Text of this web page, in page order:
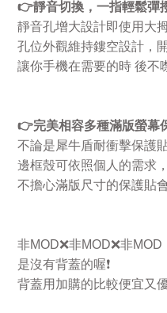
👉靜音切換，一指輕鬆彈
靜音孔增大設計即使用大
孔位外觀維持鏤空設計，
讓你手機在需要的時 後不
👉完美相容多種滿版螢幕
不論是犀牛盾耐衝擊保護
邊框殼可依照個人的需求
不擔心滿版尺寸的保護貼
非MOD❌非MOD❌非MOD
是沒有背蓋的喔❗
背蓋用加購的比較便宜又